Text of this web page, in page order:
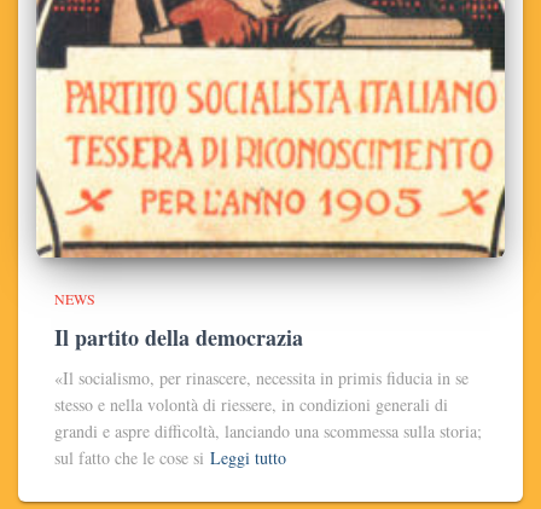
NEWS
Il partito della democrazia
«Il socialismo, per rinascere, necessita in primis fiducia in se
stesso e nella volontà di riessere, in condizioni generali di
grandi e aspre difficoltà, lanciando una scommessa sulla storia;
sul fatto che le cose si Leggi tutto